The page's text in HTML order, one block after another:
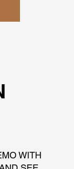
WITH